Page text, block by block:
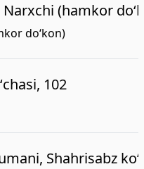
(hamkor
do‘kon)
102
Shahrisabz